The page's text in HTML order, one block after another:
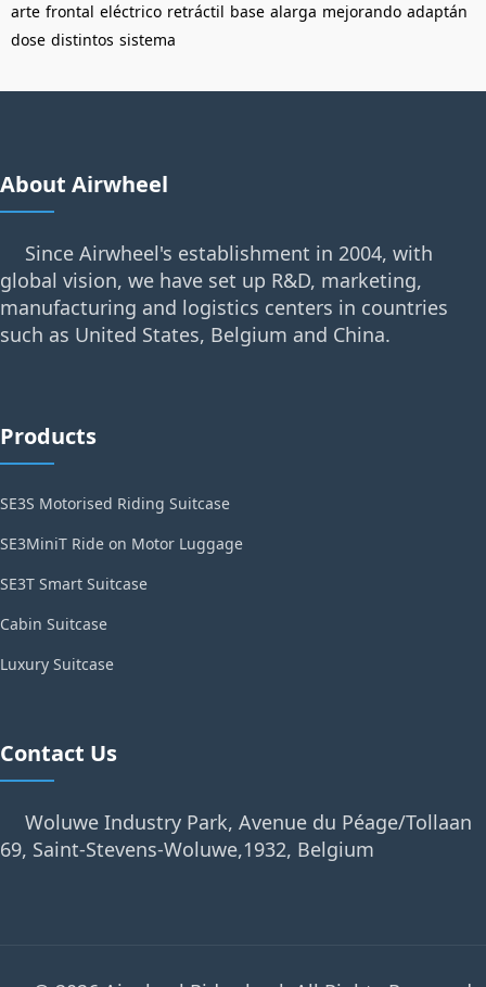
arte frontal eléctrico retráctil base alarga mejorando adaptán
dose distintos sistema
About Airwheel
Since Airwheel's establishment in 2004, with
global vision, we have set up R&D, marketing,
manufacturing and logistics centers in countries
such as United States, Belgium and China.
Products
SE3S Motorised Riding Suitcase
SE3MiniT Ride on Motor Luggage
SE3T Smart Suitcase
Cabin Suitcase
Luxury Suitcase
Contact Us
Woluwe Industry Park, Avenue du Péage/Tollaan
69, Saint-Stevens-Woluwe,1932, Belgium